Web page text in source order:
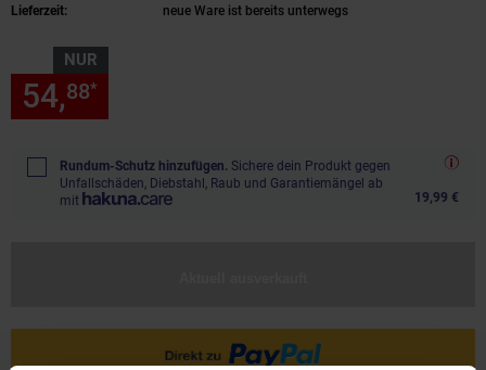
Lieferzeit: neue Ware ist bereits unterwegs
NUR
54,88*
Rundum-Schutz hinzufügen. Sichere dein Produkt gegen
Unfallschäden, Diebstahl, Raub und Garantiemängel ab
mit
19,99 €